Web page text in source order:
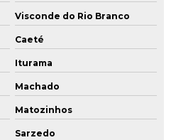
por hidrocarbonetos
Visconde do Rio Branco
Caeté
Iturama
Machado
Matozinhos
Sarzedo